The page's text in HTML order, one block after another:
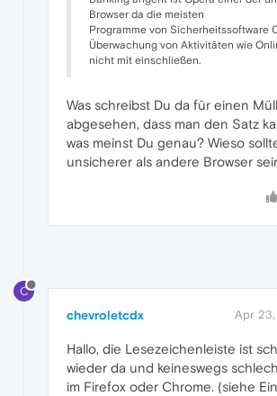
Browser da die meisten
Programme von Sicherheitssoftware
Überwachung von Aktivitäten wie
nicht mit einschließen.
Was schreibst Du da für einen
abgesehen, dass man den Satz
was meinst Du genau? Wieso
unsicherer als andere Browser
C
chevroletcdx Apr 23,
Hallo, die Lesezeichenleiste ist
wieder da und keineswegs
im Firefox oder Chrome. (siehe